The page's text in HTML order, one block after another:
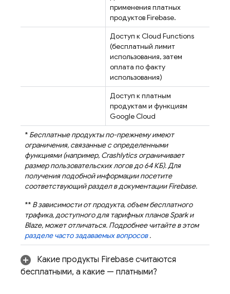
применения платных
продуктов Firebase.
Доступ кCloud Functions
(бесплатный лимит
использования, затем
оплата по факту
использования)
Доступ к платным
продуктам и функциям
Google Cloud
* Бесплатные продукты по-прежнему имеют
ограничения, связанные с определенными
функциями (например, Crashlyticsограничивает
размер пользовательских логов до 64 КБ). Для
получения подобной информации посетите
соответствующий раздел в документации Firebase.
** В зависимости от продукта, объем бесплатного
трафика, доступного для тарифных планов Spark и
Blaze, может отличаться. Подробнее читайте в этом
разделе часто задаваемых вопросов.
Какие продукты Firebase считаются
бесплатными, а какие — платными?